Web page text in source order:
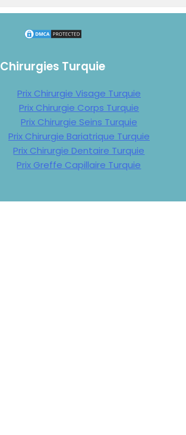
Chirurgies Turquie
Prix Chirurgie Visage Turquie
Prix Chirurgie Corps Turquie
Prix Chirurgie Seins Turquie
Prix Chirurgie Bariatrique Turquie
Prix Chirurgie Dentaire Turquie
Prix Greffe Capillaire Turquie